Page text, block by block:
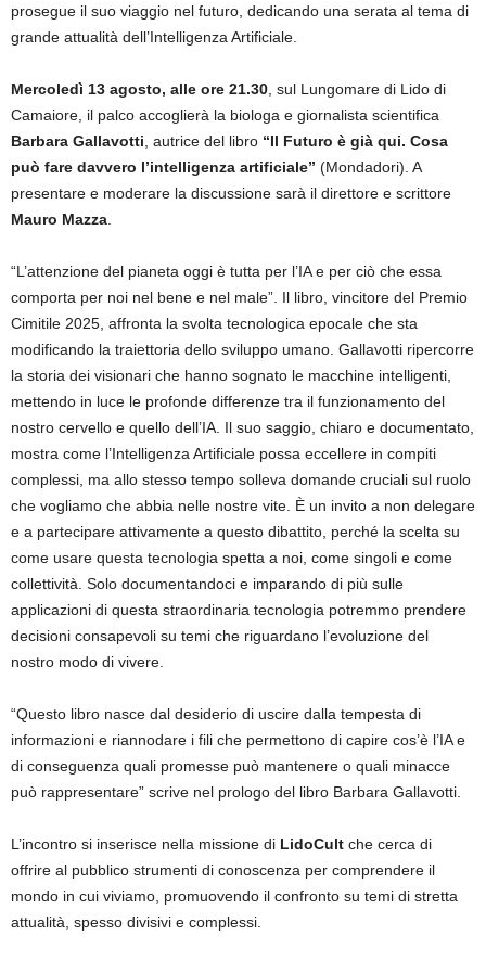
prosegue il suo viaggio nel futuro, dedicando una serata al tema di
grande attualità dell’Intelligenza Artificiale.
Mercoledì 13 agosto, alle ore 21.30 , sul Lungomare di Lido di
Camaiore, il palco accoglierà la biologa e giornalista scientifica
Barbara Gallavotti , autrice del libro “Il Futuro è già qui. Cosa
può fare davvero l’intelligenza artificiale” (Mondadori). A
presentare e moderare la discussione sarà il direttore e scrittore
Mauro Mazza
“L’attenzione del pianeta oggi è tutta per l’IA e per ciò che essa
comporta per noi nel bene e nel male”. Il libro, vincitore del Premio
Cimitile 2025, affronta la svolta tecnologica epocale che sta
modificando la traiettoria dello sviluppo umano. Gallavotti ripercorre
la storia dei visionari che hanno sognato le macchine intelligenti,
mettendo in luce le profonde differenze tra il funzionamento del
nostro cervello e quello dell’IA. Il suo saggio, chiaro e documentato,
mostra come l’Intelligenza Artificiale possa eccellere in compiti
complessi, ma allo stesso tempo solleva domande cruciali sul ruolo
che vogliamo che abbia nelle nostre vite. È un invito a non delegare
e a partecipare attivamente a questo dibattito, perché la scelta su
come usare questa tecnologia spetta a noi, come singoli e come
collettività. Solo documentandoci e imparando di più sulle
applicazioni di questa straordinaria tecnologia potremmo prendere
decisioni consapevoli su temi che riguardano l’evoluzione del
nostro modo di vivere.
“Questo libro nasce dal desiderio di uscire dalla tempesta di
informazioni e riannodare i fili che permettono di capire cos’è l’IA e
di conseguenza quali promesse può mantenere o quali minacce
può rappresentare” scrive nel prologo del libro Barbara Gallavotti.
L’incontro si inserisce nella missione di LidoCult che cerca di
offrire al pubblico strumenti di conoscenza per comprendere il
mondo in cui viviamo, promuovendo il confronto su temi di stretta
attualità, spesso divisivi e complessi.